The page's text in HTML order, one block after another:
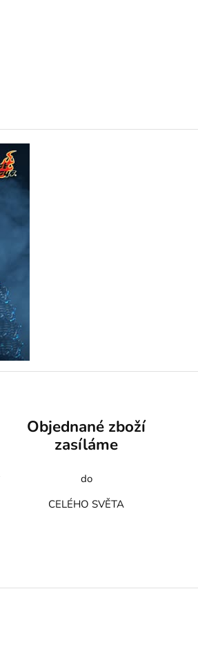
Objednané zboží
zasíláme
do
CELÉHO SVĚTA